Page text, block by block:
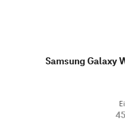
Samsung Galaxy